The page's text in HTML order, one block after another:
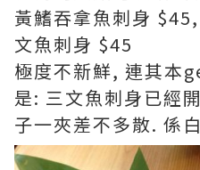
黃鰭吞拿魚刺身
文魚刺身 $45
極度不新鮮, 連其本
是: 三文魚刺身已經
子一夾差不多散. 係